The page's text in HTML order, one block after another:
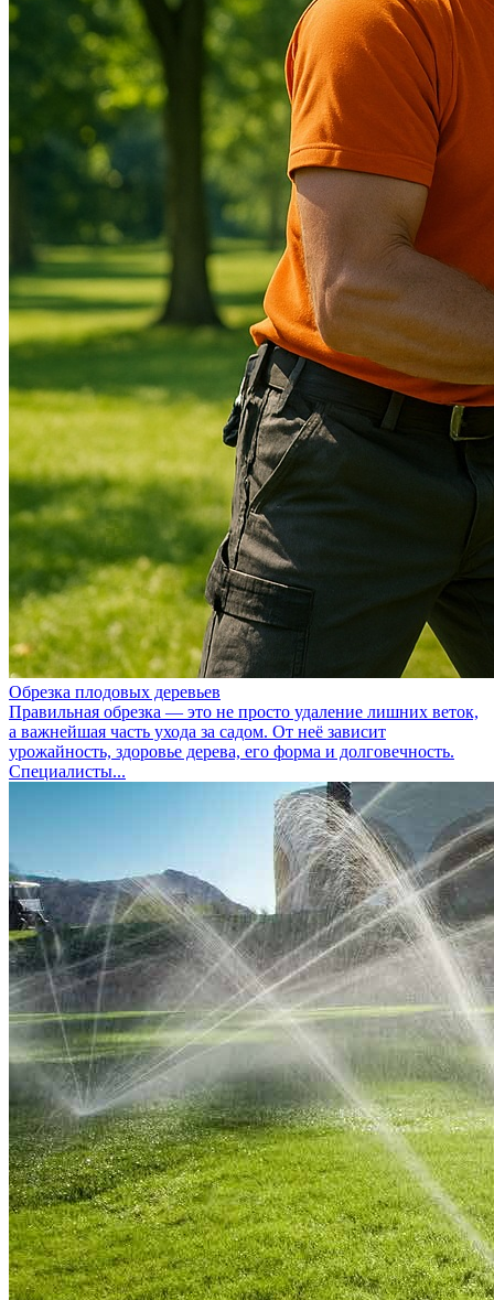
Обрезка плодовых деревьев
Правильная обрезка — это не просто удаление лишних веток,
а важнейшая часть ухода за садом. От неё зависит
урожайность, здоровье дерева, его форма и долговечность.
Специалисты...